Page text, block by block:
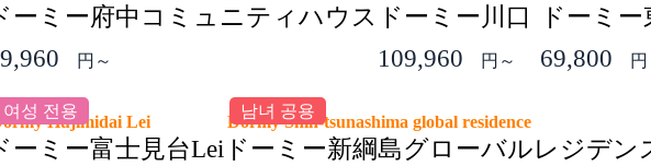
ーミー府中コミュニティハウス
円～
ドーミー川口
109,960
円～
ドーミー
69,800
円
여성 전용
Hujimidai Lei
ーミー富士見台Lei
남녀 공용
Dormy Shin-tsunashima global residence
ドーミー新綱島グローバルレジデン